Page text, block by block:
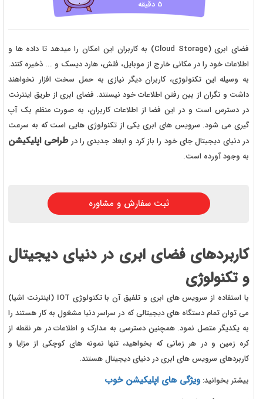
5 دقیقه
فضای ابری (Cloud Storage) به کاربران این امکان را میدهد تا داده ها و
اطلاعات خود را در مکانی خارج از موبایل، فلش، هارد دیسک و ... ذخیره کنند.
به وسیله این تکنولوژی، کاربران دیگر نیازی به حمل سخت افزار نخواهند
داشت و نگران از بین رفتن اطلاعات خود نیستند. فضای ابری از طریق اینترنت
در دسترس است و در این فضا از اطلاعات کاربران، به صورت منظم بک آپ
گیری می شود. سرویس های ابری یکی از تکنولوژی هایی است که به سرعت
در دنیای دیجیتال جای خود را باز کرد و ابعاد جدیدی را درطراحی اپلیکیشن
به وجود آورده است.
ثبت سفارش و مشاوره
کاربردهای فضای ابری در دنیای دیجیتال
و تکنولوژی
با استفاده از سرویس های ابری و تلفیق آن با تکنولوژی IOT (اینترنت اشیا)
می توان تمام دستگاه های دیجیتالی که در سراسر دنیا مشغول به کار هستند را
به یکدیگر متصل نمود. همچنین دسترسی به مدارک و اطلاعات در هر نقطه از
کره زمین و در هر زمانی که بخواهید، تنها نمونه های کوچکی از مزایا و
کاربردهای سرویس های ابری در دنیای دیجیتال هستند.
بیشتر بخوانید: ویژگی های اپلیکیشن خوب